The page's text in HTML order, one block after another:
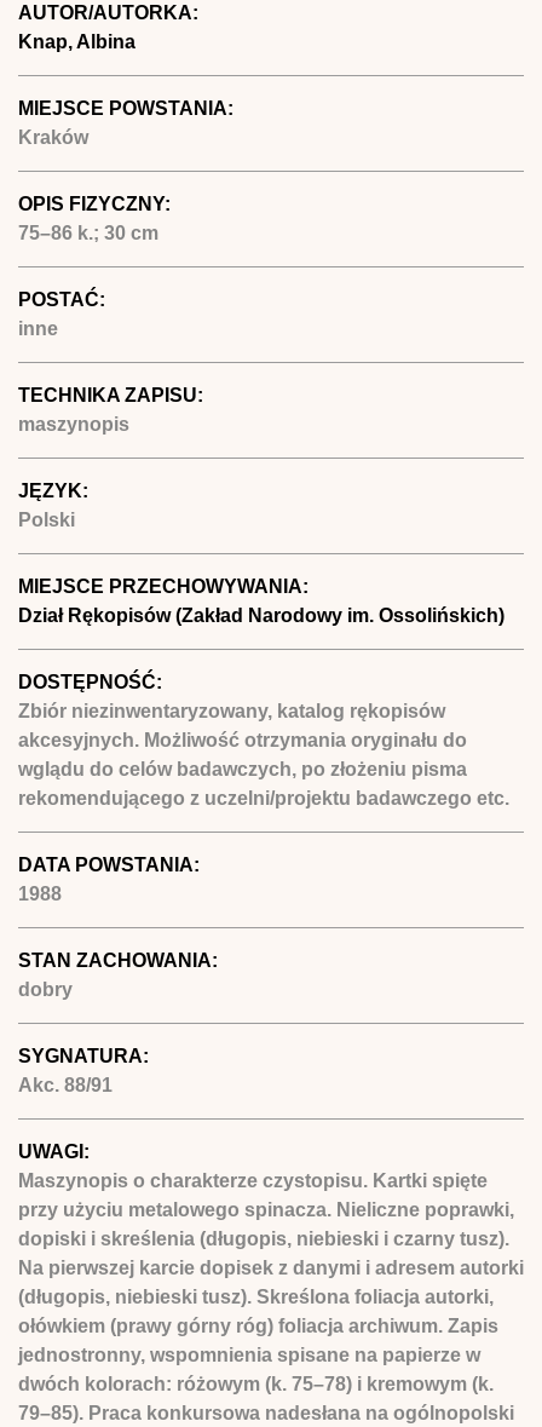
AUTOR/AUTORKA:
Knap, Albina
MIEJSCE POWSTANIA:
Kraków
OPIS FIZYCZNY:
75–86 k.; 30 cm
POSTAĆ:
inne
TECHNIKA ZAPISU:
maszynopis
JĘZYK:
Polski
MIEJSCE PRZECHOWYWANIA:
Dział Rękopisów (Zakład Narodowy im. Ossolińskich)
DOSTĘPNOŚĆ:
Zbiór niezinwentaryzowany, katalog rękopisów
akcesyjnych. Możliwość otrzymania oryginału do
wglądu do celów badawczych, po złożeniu pisma
rekomendującego z uczelni/projektu badawczego etc.
DATA POWSTANIA:
1988
STAN ZACHOWANIA:
dobry
SYGNATURA:
Akc. 88/91
UWAGI:
Maszynopis o charakterze czystopisu. Kartki spięte
przy użyciu metalowego spinacza. Nieliczne poprawki,
dopiski i skreślenia (długopis, niebieski i czarny tusz).
Na pierwszej karcie dopisek z danymi i adresem autorki
(długopis, niebieski tusz). Skreślona foliacja autorki,
ołówkiem (prawy górny róg) foliacja archiwum. Zapis
jednostronny, wspomnienia spisane na papierze w
dwóch kolorach: różowym (k. 75–78) i kremowym (k.
79–85). Praca konkursowa nadesłana na ogólnopolski